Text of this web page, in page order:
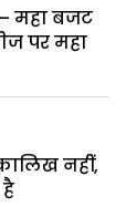
महा बजट
पर महा
नहीं,